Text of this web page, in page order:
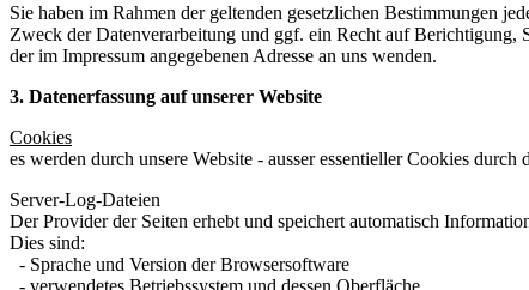
Sie haben im Rahmen der geltenden gesetzlichen Bestimmungen
Zweck der Datenverarbeitung und ggf. ein Recht auf Berichtigung,
der im Impressum angegebenen Adresse an uns wenden.
3. Datenerfassung auf unserer Website
Cookies
es werden durch unsere Website - ausser essentieller Cookies
Server-Log-Dateien
Der Provider der Seiten erhebt und speichert automatisch
Dies sind:
- Sprache und Version der Browsersoftware
- verwendetes Betriebssystem und dessen Oberfläche